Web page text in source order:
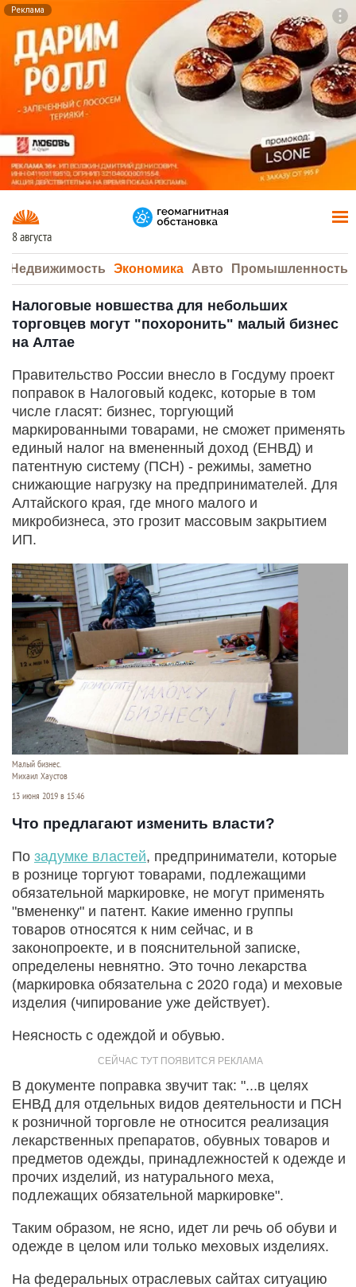
Реклама
8 августа
Недвижимость Экономика Авто Промышленность
Налоговые новшества для небольших
торговцев могут "похоронить" малый бизнес
на Алтае
Правительство России внесло в Госдуму проект
поправок в Налоговый кодекс, которые в том
числе гласят: бизнес, торгующий
маркированными товарами, не сможет применять
единый налог на вмененный доход (ЕНВД) и
патентную систему (ПСН) - режимы, заметно
снижающие нагрузку на предпринимателей. Для
Алтайского края, где много малого и
микробизнеса, это грозит массовым закрытием
ИП.
Малый бизнес.
Михаил Хаустов
13 июня 2019 в 15:46
Что предлагают изменить власти?
По задумке властей, предприниматели, которые
в рознице торгуют товарами, подлежащими
обязательной маркировке, не могут применять
"вмененку" и патент. Какие именно группы
товаров относятся к ним сейчас, и в
законопроекте, и в пояснительной записке,
определены невнятно. Это точно лекарства
(маркировка обязательна с 2020 года) и меховые
изделия (чипирование уже действует).
Неясность с одеждой и обувью.
В документе поправка звучит так: "...в целях
ЕНВД для отдельных видов деятельности и ПСН
к розничной торговле не относится реализация
лекарственных препаратов, обувных товаров и
предметов одежды, принадлежностей к одежде и
прочих изделий, из натурального меха,
подлежащих обязательной маркировке".
Таким образом, не ясно, идет ли речь об обуви и
одежде в целом или только меховых изделиях.
На федеральных отраслевых сайтах ситуацию